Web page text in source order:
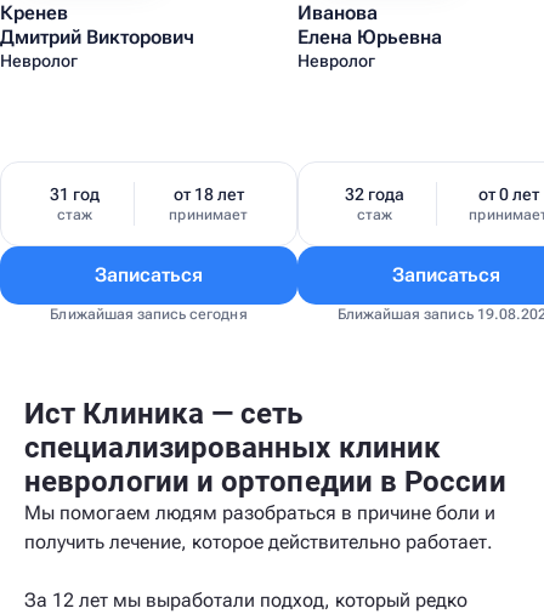
Кренев
Дмитрий Викторович
Невролог
31 год
стаж
от 18 лет
принимает
Записаться
Ближайшая запись сегодня
Иванова
Елена Юрьевна
Невролог
32 года
стаж
от 0 лет
Записаться
Ближайшая запись
Ист Клиника — сеть
специализированных клиник
неврологии и ортопедии в России
Мы помогаем людям разобраться в причине боли и
получить лечение, которое действительно работает.
За 12 лет мы выработали подход, который редко